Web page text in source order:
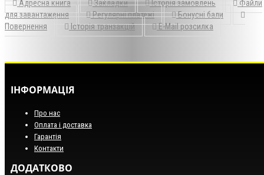
Адресна книга
Закладки Історія замовлень
Файли
для завантаження
Регулярні платежі
Бонусні бали
Повернення
Історія транзакцій E-Mail розсилка
ІНФОРМАЦІЯ
Про нас
Оплата і доставка
Гарантія
Контакти
ДОДАТКОВО